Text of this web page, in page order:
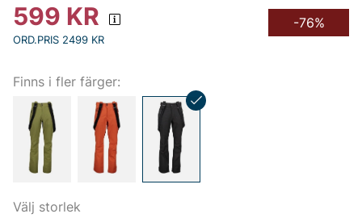
599 KR
ORD.PRIS 2499 KR
-76%
Finns i fler färger:
Välj storlek